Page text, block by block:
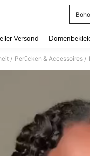
Versand
/ Perücken & Accessoires /